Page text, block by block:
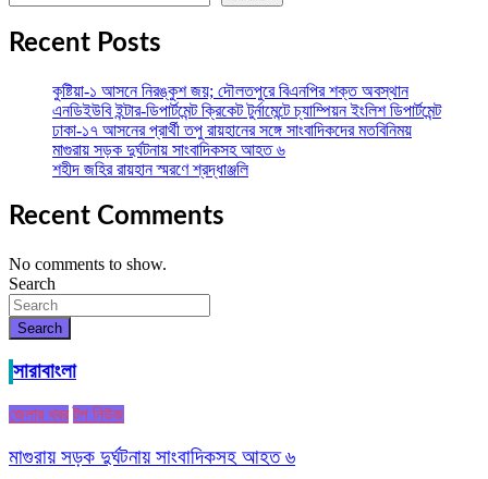
Recent Posts
কুষ্টিয়া-১ আসনে নিরঙ্কুশ জয়; দৌলতপুরে বিএনপির শক্ত অবস্থান
এনডিইউবি ইন্টার-ডিপার্টমেন্ট ক্রিকেট টুর্নামেন্টে চ্যাম্পিয়ন ইংলিশ ডিপার্টমেন্ট
ঢাকা-১৭ আসনের প্রার্থী তপু রায়হানের সঙ্গে সাংবাদিকদের মতবিনিময়
মাগুরায় সড়ক দুর্ঘটনায় সাংবাদিকসহ আহত ৬
শহীদ জহির রায়হান স্মরণে শ্রদ্ধাঞ্জলি
Recent Comments
No comments to show.
Search
Search
সারাবাংলা
জেলার খবর টপ নিউজ
মাগুরায় সড়ক দুর্ঘটনায় সাংবাদিকসহ আহত ৬